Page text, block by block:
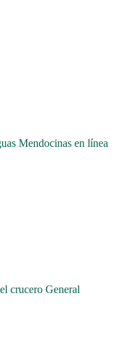
Mendocinas en línea
crucero General